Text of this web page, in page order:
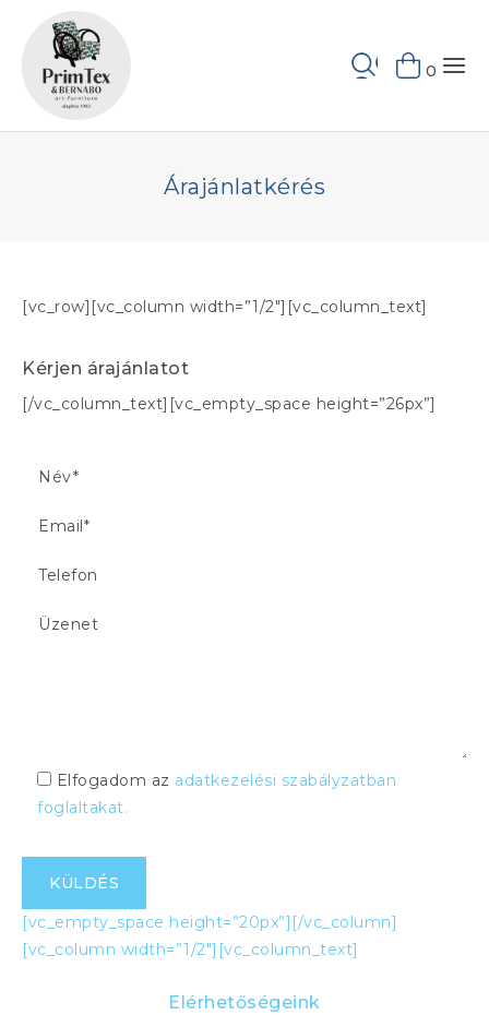
content
0
Árajánlatkérés
[vc_row][vc_column width=”1/2″][vc_column_text]
Kérjen árajánlatot
[/vc_column_text][vc_empty_space height=”26px”]
Elfogadom az adatkezelési szabályzatban
foglaltakat.
[vc_empty_space height=”20px”][/vc_column]
[vc_column width=”1/2″][vc_column_text]
Elérhetőségeink